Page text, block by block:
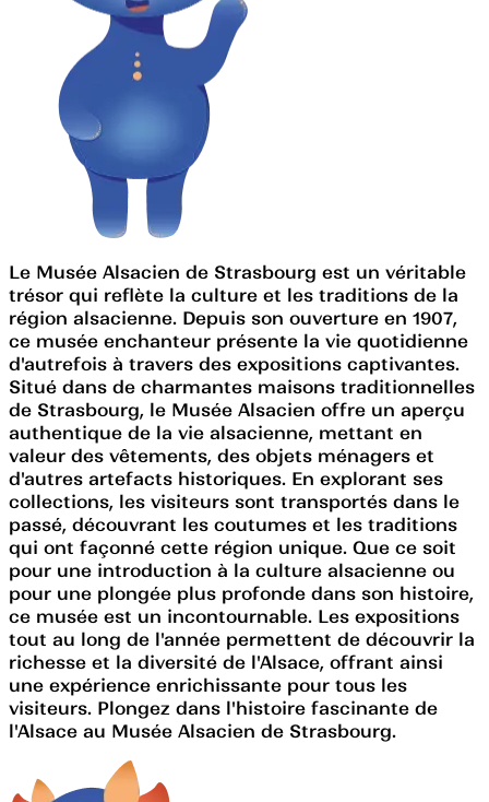
Le Musée Alsacien de Strasbourg est un véritable
trésor qui reflète la culture et les traditions de la
région alsacienne. Depuis son ouverture en 1907,
ce musée enchanteur présente la vie quotidienne
d'autrefois à travers des expositions captivantes.
Situé dans de charmantes maisons traditionnelles
de Strasbourg, le Musée Alsacien offre un aperçu
authentique de la vie alsacienne, mettant en
valeur des vêtements, des objets ménagers et
d'autres artefacts historiques. En explorant ses
collections, les visiteurs sont transportés dans le
passé, découvrant les coutumes et les traditions
qui ont façonné cette région unique. Que ce soit
pour une introduction à la culture alsacienne ou
pour une plongée plus profonde dans son histoire,
ce musée est un incontournable. Les expositions
tout au long de l'année permettent de découvrir la
richesse et la diversité de l'Alsace, offrant ainsi
une expérience enrichissante pour tous les
visiteurs. Plongez dans l'histoire fascinante de
l'Alsace au Musée Alsacien de Strasbourg.